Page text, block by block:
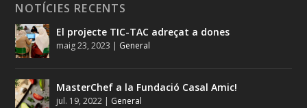
NOTÍCIES RECENTS
El projecte TIC-TAC adreçat a dones
maig 23, 2023 | General
MasterChef a la Fundació Casal Amic!
jul. 19, 2022 | General